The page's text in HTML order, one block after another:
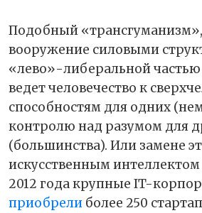
Подобный
вооружение силовыми
«лево»-либеральной частью
ведет человечество к
способностям для одних
контролю над разумом для
(большинства). Или замене
искусственным
2012 года крупные IT-
приобрели более 250